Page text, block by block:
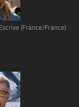
(France/France)